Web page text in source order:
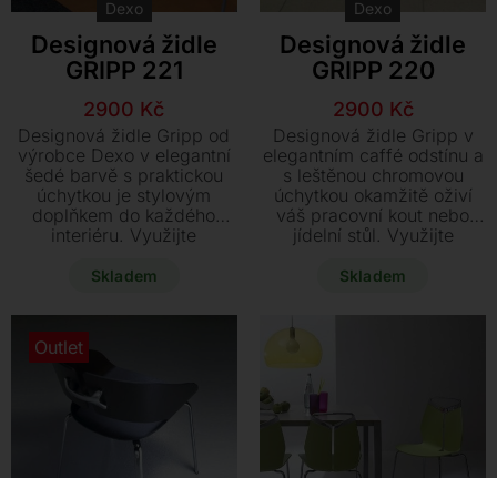
Dexo
Designová židle
GRIPP 221
Původní
cena
byla:
9350 Kč.
2900 Kč
Aktuální
cena
je:
2900 Kč.
Designová židle Gripp od
výrobce Dexo v elegantní
šedé barvě s praktickou
úchytkou je stylovým
doplňkem do každého
interiéru. Využijte
vystavený model o
cm, který je k dodání
ihned. Vybavte svůj domov
kvalitním kouskem z
tvrzeného plastu a hliníku
za zlomek původní ceny.
Skladem
Dexo
Designová židle
GRIPP 220
Původní
cena
byla:
8550 Kč.
2900 Kč
Aktuální
cena
je:
2900 Kč.
Designová židle Gripp v
elegantním caffé odstínu a
s leštěnou chromovou
úchytkou okamžitě oživí
váš pracovní kout nebo
jídelní stůl. Využijte
tento vystavený model od
slevou a doručením ihned.
Skladem
Outlet